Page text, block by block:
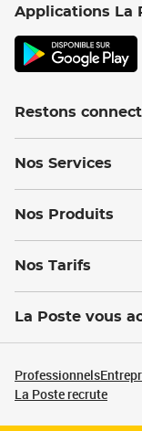
Applications La
Restons
Nos Services
Nos Produits
Nos Tarifs
La Poste vous
Professionnels
La Poste recrute